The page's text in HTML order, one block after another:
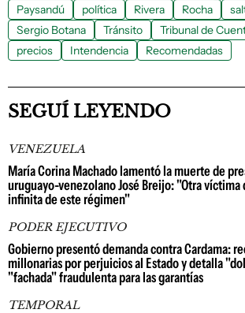
Paysandú
política Rivera Rocha
Sergio Botana
Tránsito Tribunal de
precios
Intendencia Recomendadas
SEGUÍ LEYENDO
VENEZUELA
María Corina Machado lamentó la muerte de
uruguayo-venezolano José Breijo: "Otra víctima
infinita de este régimen"
PODER EJECUTIVO
Gobierno presentó demanda contra Cardama:
millonarias por perjuicios al Estado y detalla
"fachada" fraudulenta para las garantías
TEMPORAL